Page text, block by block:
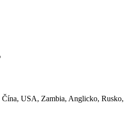
USA, Zambia, Anglicko, Rusko,